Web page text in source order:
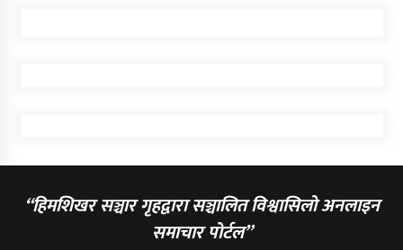
“हिमशिखर सञ्चार गृहद्वारा सञ्चालित विश्वासिलो अनलाइन
समाचार पोर्टल”